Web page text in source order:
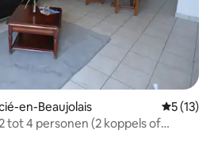
en-Beaujolais
5 (13)
tot 4 personen (2 koppels of